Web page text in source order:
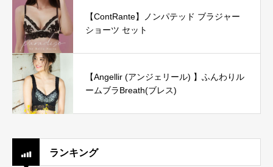
【ContRante】ノンパテッド ブラジャー
ショーツ セット
【Angellir (アンジェリール) 】ふんわりル
ームブラBreath(ブレス)
ランキング